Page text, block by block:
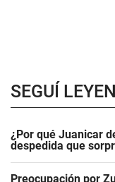
SEGUÍ
¿Por qué Juanicar
despedida que
Preocupación por